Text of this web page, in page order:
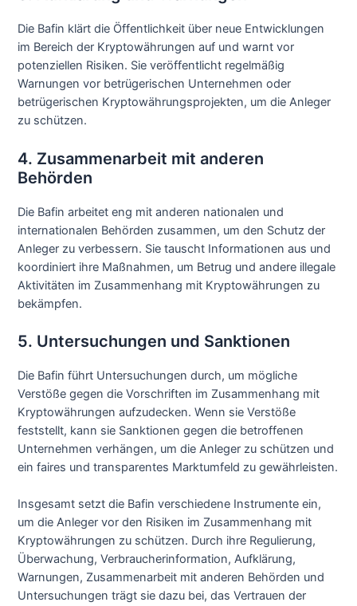
Die Bafin klärt die Öffentlichkeit über neue Entwicklungen
im Bereich der Kryptowährungen auf und warnt vor
potenziellen Risiken. Sie veröffentlicht regelmäßig
Warnungen vor betrügerischen Unternehmen oder
betrügerischen Kryptowährungsprojekten, um die Anleger
zu schützen.
4. Zusammenarbeit mit anderen
Behörden
Die Bafin arbeitet eng mit anderen nationalen und
internationalen Behörden zusammen, um den Schutz der
Anleger zu verbessern. Sie tauscht Informationen aus und
koordiniert ihre Maßnahmen, um Betrug und andere illegale
Aktivitäten im Zusammenhang mit Kryptowährungen zu
bekämpfen.
5. Untersuchungen und Sanktionen
Die Bafin führt Untersuchungen durch, um mögliche
Verstöße gegen die Vorschriften im Zusammenhang mit
Kryptowährungen aufzudecken. Wenn sie Verstöße
feststellt, kann sie Sanktionen gegen die betroffenen
Unternehmen verhängen, um die Anleger zu schützen und
ein faires und transparentes Marktumfeld zu gewährleisten.
Insgesamt setzt die Bafin verschiedene Instrumente ein,
um die Anleger vor den Risiken im Zusammenhang mit
Kryptowährungen zu schützen. Durch ihre Regulierung,
Überwachung, Verbraucherinformation, Aufklärung,
Warnungen, Zusammenarbeit mit anderen Behörden und
Untersuchungen trägt sie dazu bei, das Vertrauen der